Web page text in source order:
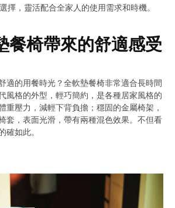
擇，靈活配合全家人的使用需求和時機。
餐椅帶來的舒適感受
適的用餐時光？全軟墊餐椅非常適合長時間
風格的外型，輕巧簡約，是各種居家風格的
重壓力，減輕下背負擔；穩固的金屬椅架，
套，表面光滑，帶有兩種混色效果。不但看
確如此。